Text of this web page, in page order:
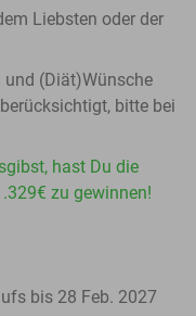
Liebsten oder der
und (Diät)Wünsche
bitte bei
hast Du die
zu gewinnen!
bis 28 Feb. 2027